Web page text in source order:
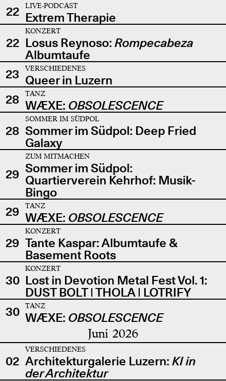
22
LIVE-PODCAST
Extrem Therapie
22
KONZERT
Losus Reynoso: Rompecabeza
Albumtaufe
23
VERSCHIEDENES
Queer in Luzern
28
TANZ
WÆXE: OBSOLESCENCE
28
SOMMER IM SÜDPOL
Sommer im Südpol: Deep Fried
Galaxy
29
ZUM MITMACHEN
Sommer im Südpol:
Quartierverein Kehrhof: Musik-
Bingo
29
TANZ
WÆXE: OBSOLESCENCE
29
KONZERT
Tante Kaspar: Albumtaufe &
Basement Roots
30
KONZERT
Lost in Devotion Metal Fest Vol. 1:
DUST BOLT | THOLA | LOTRIFY
30
TANZ
WÆXE: OBSOLESCENCE
Juni 2026
02
VERSCHIEDENES
Architekturgalerie Luzern: KI in
der Architektur